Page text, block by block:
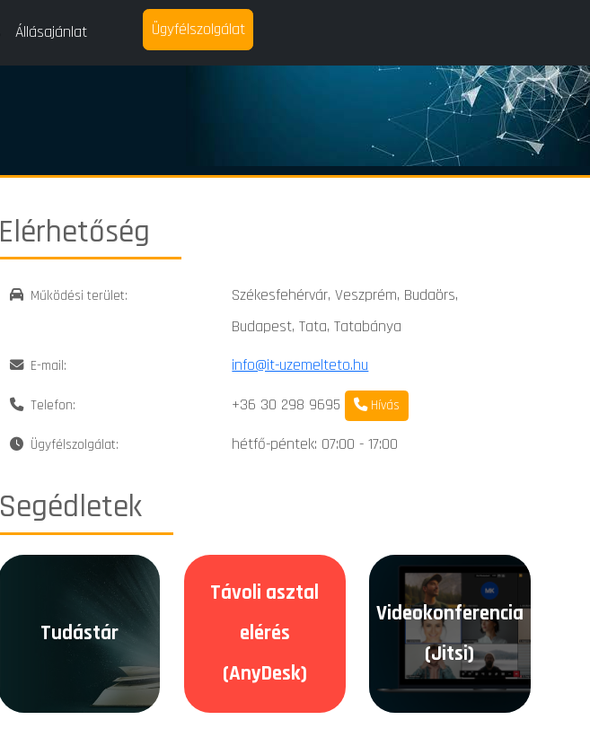
Állásajánlat Ügyfélszolgálat
Elérhetőség
Működési terület:
Székesfehérvár, Veszprém, Budaörs,
Budapest, Tata, Tatabánya
E-mail: info@it-uzemelteto.hu
Telefon: +36 30 298 9695 Hívás
Ügyfélszolgálat: hétfő-péntek: 07:00 - 17:00
Segédletek
Tudástár
Távoli asztal
elérés
(AnyDesk)
Videokonferencia
(Jitsi)